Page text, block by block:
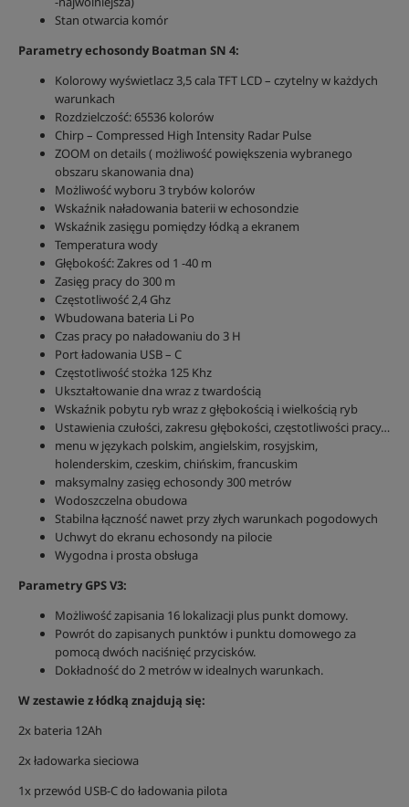
Stan otwarcia komór
Parametry echosondy Boatman SN 4:
Kolorowy wyświetlacz 3,5 cala TFT LCD – czytelny w każdych
warunkach
Rozdzielczość: 65536 kolorów
Chirp – Compressed High Intensity Radar Pulse
ZOOM on details ( możliwość powiększenia wybranego
obszaru skanowania dna)
Możliwość wyboru 3 trybów kolorów
Wskaźnik naładowania baterii w echosondzie
Wskaźnik zasięgu pomiędzy łódką a ekranem
Temperatura wody
Głębokość: Zakres od 1 -40 m
Zasięg pracy do 300 m
Częstotliwość 2,4 Ghz
Wbudowana bateria Li Po
Czas pracy po naładowaniu do 3 H
Port ładowania USB – C
Częstotliwość stożka 125 Khz
Ukształtowanie dna wraz z twardością
Wskaźnik pobytu ryb wraz z głębokością i wielkością ryb
Ustawienia czułości, zakresu głębokości, częstotliwości pracy…
menu w językach polskim, angielskim, rosyjskim,
holenderskim, czeskim, chińskim, francuskim
maksymalny zasięg echosondy 300 metrów
Wodoszczelna obudowa
Stabilna łączność nawet przy złych warunkach pogodowych
Uchwyt do ekranu echosondy na pilocie
Wygodna i prosta obsługa
Parametry GPS V3:
Możliwość zapisania 16 lokalizacji plus punkt domowy.
Powrót do zapisanych punktów i punktu domowego za
pomocą dwóch naciśnięć przycisków.
Dokładność do 2 metrów w idealnych warunkach.
W zestawie z łódką znajdują się:
2x bateria 12Ah
2x ładowarka sieciowa
1x przewód USB-C do ładowania pilota